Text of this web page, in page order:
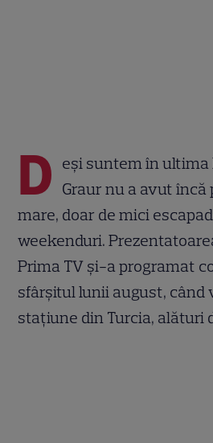
D eși suntem în ultima
Graur nu a avut încă
mare, doar de mici
weekenduri.
Prima TV și-a programat
sfârșitul lunii august, când
stațiune din Turcia, alături